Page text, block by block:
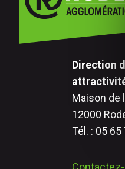
Direction
Maison de
12000
Tél. : 05 65